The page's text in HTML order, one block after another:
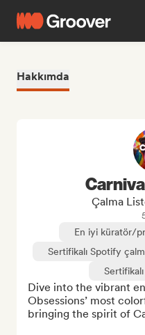
Hakkımda
Çalma
En iyi küratör/
Sertifikalı Spotify
Dive into the vibrant
Obsessions’ most
bringing the spirit of